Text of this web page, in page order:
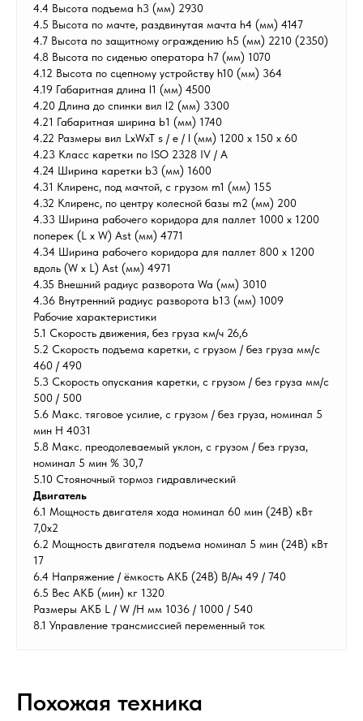
4.4 Высота подъема h3 (мм) 2930
4.5 Высота по мачте, раздвинутая мачта h4 (мм) 4147
4.7 Высота по защитному ограждению h5 (мм) 2210 (2350)
4.8 Высота по сиденью оператора h7 (мм) 1070
4.12 Высота по сцепному устройству h10 (мм) 364
4.19 Габаритная длина l1 (мм) 4500
4.20 Длина до спинки вил l2 (мм) 3300
4.21 Габаритная ширина b1 (мм) 1740
4.22 Размеры вил LxWxT s / e / l (мм) 1200 x 150 x 60
4.23 Класс каретки по ISO 2328 IV / A
4.24 Ширина каретки b3 (мм) 1600
4.31 Клиренс, под мачтой, с грузом m1 (мм) 155
4.32 Клиренс, по центру колесной базы m2 (мм) 200
4.33 Ширина рабочего коридора для паллет 1000 х 1200
поперек (L x W) Ast (мм) 4771
4.34 Ширина рабочего коридора для паллет 800 х 1200
вдоль (W x L) Ast (мм) 4971
4.35 Внешний радиус разворота Wa (мм) 3010
4.36 Внутренний радиус разворота b13 (мм) 1009
Рабочие характеристики
5.1 Скорость движения, без груза км/ч 26,6
5.2 Скорость подъема каретки, с грузом / без груза мм/с
460 / 490
5.3 Скорость опускания каретки, с грузом / без груза мм/с
500 / 500
5.6 Макс. тяговое усилие, с грузом / без груза, номинал 5
мин Н 4031
5.8 Макс. преодолеваемый уклон, с грузом / без груза,
номинал 5 мин % 30,7
5.10 Стояночный тормоз гидравлический
Двигатель
6.1 Мощность двигателя хода номинал 60 мин (24В) кВт
7,0x2
6.2 Мощность двигателя подъема номинал 5 мин (24В) кВт
17
6.4 Напряжение / ёмкость АКБ (24В) В/Ач 49 / 740
6.5 Вес АКБ (мин) кг 1320
Размеры АКБ L / W /H мм 1036 / 1000 / 540
8.1 Управление трансмиссией переменный ток
Похожая техника